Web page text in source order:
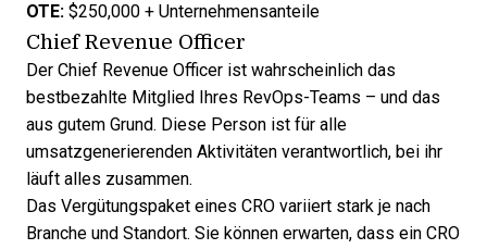
OTE: $250,000 + Unternehmensanteile
Chief Revenue Officer
Der Chief Revenue Officer ist wahrscheinlich das
bestbezahlte Mitglied Ihres RevOps-Teams – und das
aus gutem Grund. Diese Person ist für alle
umsatzgenerierenden Aktivitäten verantwortlich, bei ihr
läuft alles zusammen.
Das Vergütungspaket eines CRO variiert stark je nach
Branche und Standort. Sie können erwarten, dass ein CRO